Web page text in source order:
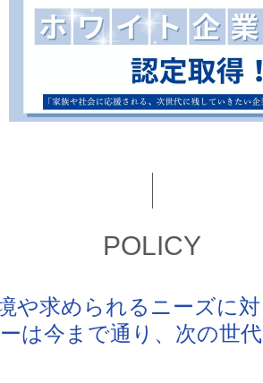
POLICY
や求められるニーズに
は今まで通り、次の世